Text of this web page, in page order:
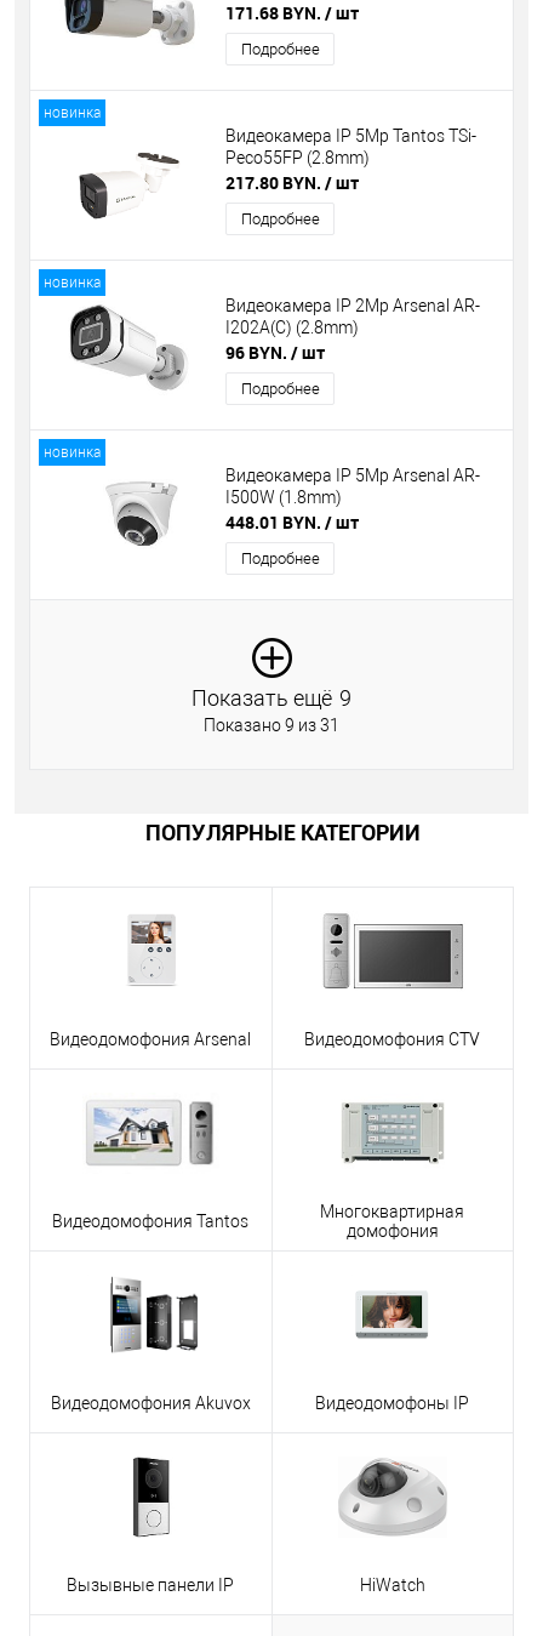
171.68 BYN. / шт
Подробнее
новинка
Видеокамера IP 5Mp Tantos TSi-
Peco55FP (2.8mm)
217.80 BYN. / шт
Подробнее
новинка
Видеокамера IP 2Mp Arsenal AR-
I202A(C) (2.8mm)
96 BYN. / шт
Подробнее
новинка
Видеокамера IP 5Mp Arsenal AR-
I500W (1.8mm)
448.01 BYN. / шт
Подробнее
Показать ещё 9
Показано 9 из 31
ПОПУЛЯРНЫЕ КАТЕГОРИИ
Видеодомофония Arsenal Видеодомофония CTV
Видеодомофония Tantos
Многоквартирная
домофония
Видеодомофония Akuvox Видеодомофоны IP
Вызывные панели IP HiWatch